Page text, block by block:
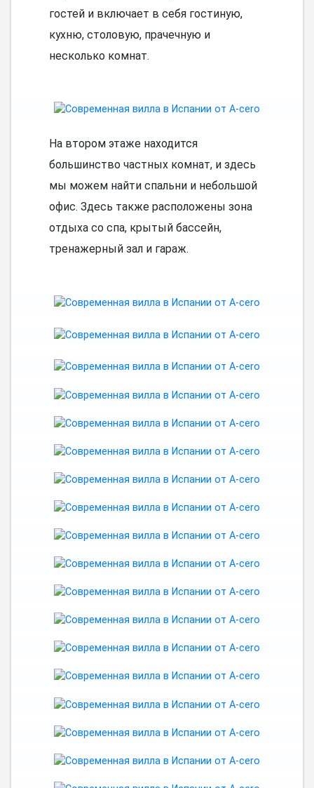
гостей и включает в себя гостиную,
кухню, столовую, прачечную и
несколько комнат.
На втором этаже находится
большинство частных комнат, и здесь
мы можем найти спальни и небольшой
офис. Здесь также расположены зона
отдыха со спа, крытый бассейн,
тренажерный зал и гараж.